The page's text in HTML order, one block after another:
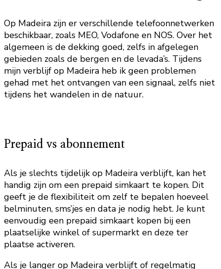
Op Madeira zijn er verschillende telefoonnetwerken
beschikbaar, zoals MEO, Vodafone en NOS. Over het
algemeen is de dekking goed, zelfs in afgelegen
gebieden zoals de bergen en de levada’s. Tijdens
mijn verblijf op Madeira heb ik geen problemen
gehad met het ontvangen van een signaal, zelfs niet
tijdens het wandelen in de natuur.
Prepaid vs abonnement
Als je slechts tijdelijk op Madeira verblijft, kan het
handig zijn om een prepaid simkaart te kopen. Dit
geeft je de flexibiliteit om zelf te bepalen hoeveel
belminuten, sms’jes en data je nodig hebt. Je kunt
eenvoudig een prepaid simkaart kopen bij een
plaatselijke winkel of supermarkt en deze ter
plaatse activeren.
Als je langer op Madeira verblijft of regelmatig